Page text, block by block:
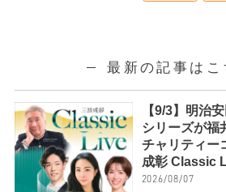
最新の記事はこ
【9/3】明治
シリーズが福
チャリティー
成彰 Classic
2026/08/07